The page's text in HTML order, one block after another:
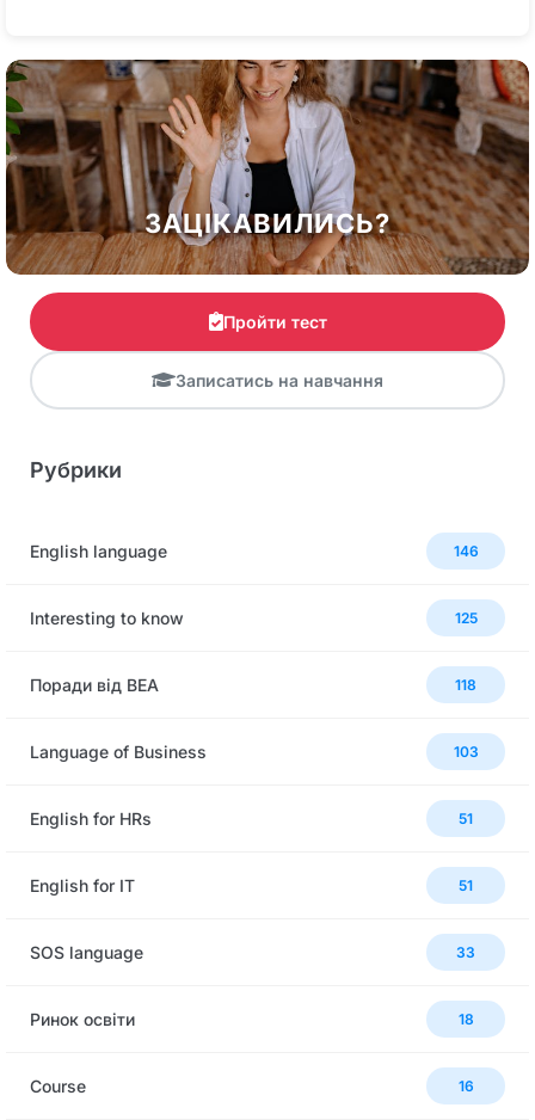
ЗАЦІКАВИЛИСЬ?
Пройти тест
Записатись на навчання
Рубрики
English language 146
Interesting to know 125
Поради від BEA 118
Language of Business 103
English for HRs 51
English for IT 51
SOS language 33
Ринок освіти 18
Сourse 16